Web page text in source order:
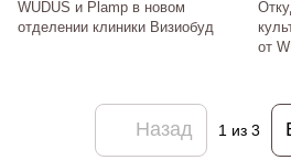
WUDUS и Plamp в новом
отделении клиники Визиобуд
от
Назад 1 из 3